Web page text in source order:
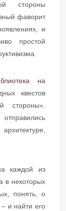
стороны
фаворит
и
простой
на
квестов
стороны».
каждой из
в некоторых
понять, о
и найти его